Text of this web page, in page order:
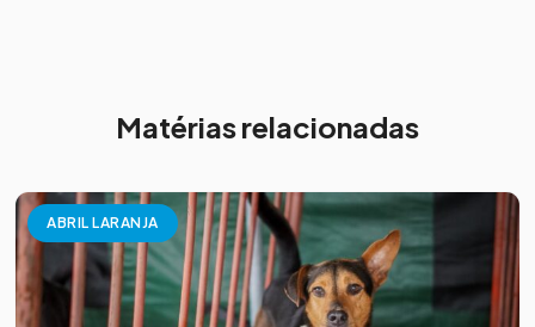
Matérias relacionadas
ABRIL LARANJA